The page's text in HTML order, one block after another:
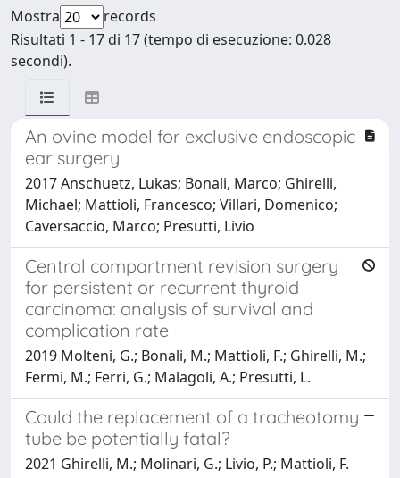
Mostra
records
Risultati 1 - 17 di 17 (tempo di esecuzione: 0.028
secondi).
An ovine model for exclusive endoscopic
ear surgery
2017 Anschuetz, Lukas; Bonali, Marco; Ghirelli,
Michael; Mattioli, Francesco; Villari, Domenico;
Caversaccio, Marco; Presutti, Livio
Central compartment revision surgery
for persistent or recurrent thyroid
carcinoma: analysis of survival and
complication rate
2019 Molteni, G.; Bonali, M.; Mattioli, F.; Ghirelli, M.;
Fermi, M.; Ferri, G.; Malagoli, A.; Presutti, L.
Could the replacement of a tracheotomy
tube be potentially fatal?
2021 Ghirelli, M.; Molinari, G.; Livio, P.; Mattioli, F.